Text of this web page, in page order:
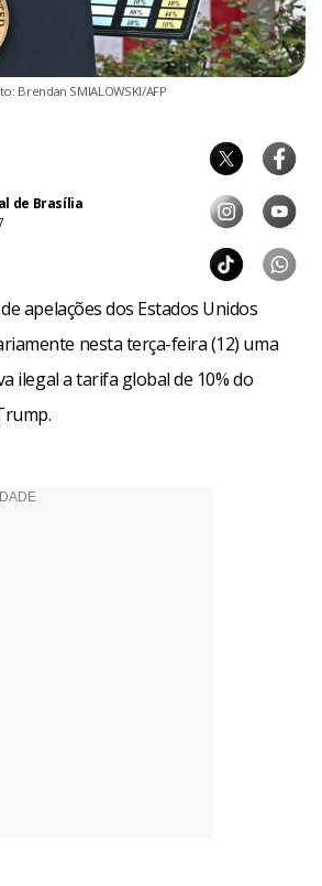
Brendan SMIALOWSKI/AFP
de Brasília
apelações dos Estados Unidos
nesta terça-feira (12) uma
ilegal a tarifa global de 10% do